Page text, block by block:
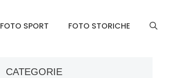
FOTO SPORT FOTO STORICHE
CATEGORIE